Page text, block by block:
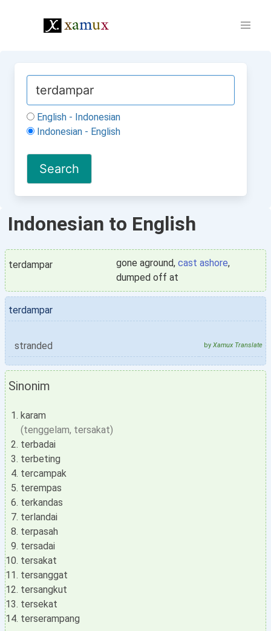
English - Indonesian
Indonesian - English
Indonesian to English
terdampar gone aground, cast ashore,
dumped off at
terdampar
stranded by Xamux Translate
Sinonim
karam
(tenggelam, tersakat)
terbadai
terbeting
tercampak
terempas
terkandas
terlandai
terpasah
tersadai
tersakat
tersanggat
tersangkut
tersekat
terserampang